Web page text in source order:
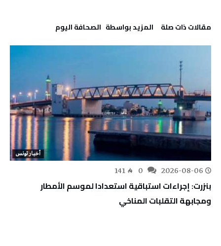
‫مقالات ذات صلة‬ ‫‫المزيد بواسطة‬ ‬ ‭ ‬الصحافة‭ ‬اليوم
أخبار تونس
2026-08-06
141
بنزرت: إجراءات استباقية استعدادا لموسم الأمطار
ومجابهة التقلبات المناخي